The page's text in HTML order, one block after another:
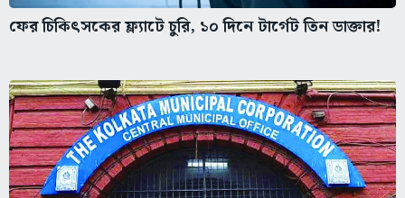
ফের চিকিৎসকের ফ্ল্যাটে চুরি, ১০ দিনে টার্গেট তিন ডাক্তার!